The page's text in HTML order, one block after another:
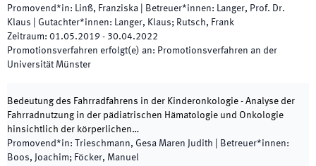
Promovend*in: Linß, Franziska Betreuer*innen: Langer, Prof. Dr.
Klaus
Gutachter*innen: Langer, Klaus; Rutsch, Frank
Zeitraum: 01.05.2019 - 30.04.2022
Promotionsverfahren erfolgt(e) an: Promotionsverfahren an der
Universität Münster
Bedeutung des Fahrradfahrens in der Kinderonkologie - Analyse der
Fahrradnutzung in der pädiatrischen Hämatologie und Onkologie
hinsichtlich der körperlichen…
Promovend*in: Trieschmann, Gesa Maren Judith Betreuer*innen:
Boos, Joachim; Föcker, Manuel